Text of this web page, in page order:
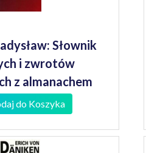
Słownik
i zwrotów
z almanachem
do Koszyka